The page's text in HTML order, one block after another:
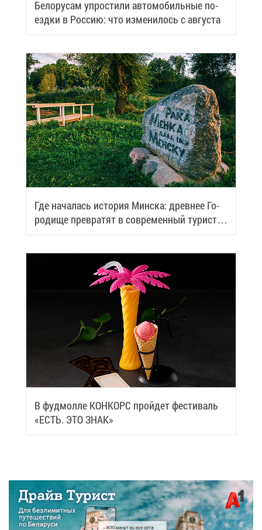
Бе­ло­ру­сам упро­сти­ли ав­то­мо­биль­ные по­
езд­ки в Рос­сию: что из­ме­ни­лось с ав­гу­ста
Где на­ча­лась ис­то­рия Мин­ска: древ­нее Го­
ро­ди­ще пре­вра­тят в со­вре­мен­ный ту­ри­сти­
че­ский центр
В фуд­мол­ле КОН­КОРС прой­дет фе­сти­валь
«ЕСТЬ. ЭТО ЗНАК»